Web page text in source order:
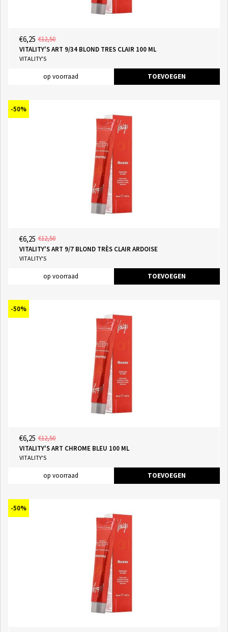
€6,25 €12,50
VITALITY'S ART 9/34 BLOND TRES CLAIR 100 ML
VITALITY'S
op voorraad TOEVOEGEN
-50%
€6,25 €12,50
VITALITY'S ART 9/7 BLOND TRÈS CLAIR ARDOISE
VITALITY'S
op voorraad TOEVOEGEN
-50%
€6,25 €12,50
VITALITY'S ART CHROME BLEU 100 ML
VITALITY'S
op voorraad TOEVOEGEN
-50%